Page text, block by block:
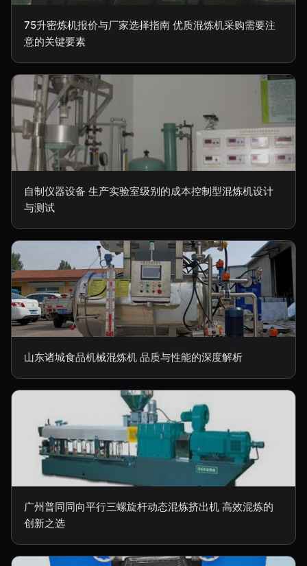
75升密炼机报价与厂家选择指南 优质混炼机采购需要注
意的关键要素
自制仪器设备 生产实验室级别的成本控制型混炼机设计
与测试
山东诸城食品机械混炼机 品质与性能的深度解析
广州普同同向平行三螺旋杆动态混炼挤出机 高效混炼的
创新之选